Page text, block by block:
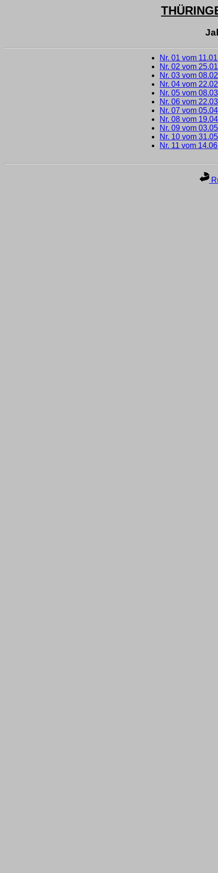
Nr. 01 vom
Nr. 02 vom
Nr. 03 vom
Nr. 04 vom
Nr. 05 vom
Nr. 06 vom
Nr. 07 vom
Nr. 08 vom
Nr. 09 vom
Nr. 10 vom
Nr. 11 vom